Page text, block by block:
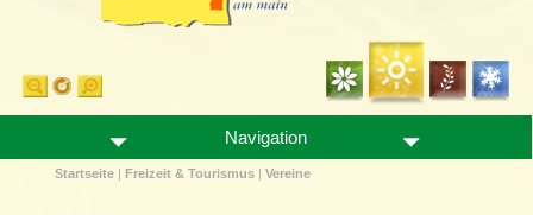
Navigation
Startseite | Freizeit & Tourismus |Vereine